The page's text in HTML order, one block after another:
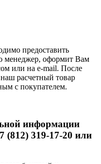
предоставить
менеджер, оформит Вам
или на e-mail. После
расчетный товар
с покупателем.
информации
(812) 319-17-20 или